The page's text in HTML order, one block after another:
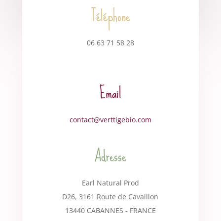
Téléphone
06 63 71 58 28
Email
contact@verttigebio.com
Adresse
Earl Natural Prod
D26, 3161 Route de Cavaillon
13440 CABANNES - FRANCE